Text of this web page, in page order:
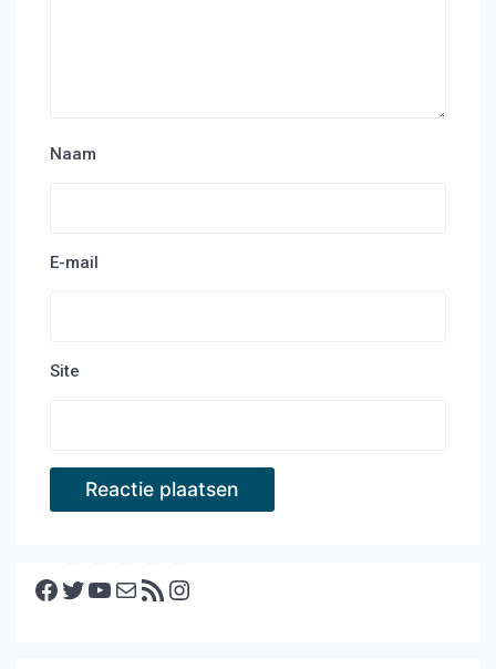
Naam
E-mail
Site
Facebook Twitter YouTube E-mail RSS feed